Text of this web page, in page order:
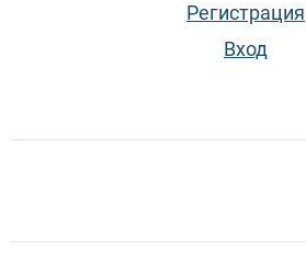
Регистрация
Вход